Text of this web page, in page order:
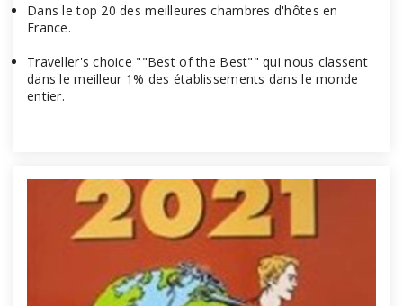
Dans le top 20 des meilleures chambres d'hôtes en
France.
Traveller's choice ""Best of the Best"" qui nous classent
dans le meilleur 1% des établissements dans le monde
entier.